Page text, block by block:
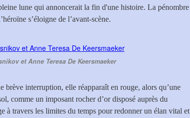
lune qui annoncerait la fin d'une histoire. La pénombre
s’éloigne de l’avant-scène.
et Anne Teresa De Keersmaeker
brève interruption, elle réapparaît en rouge, alors qu’une
comme un imposant rocher d’or disposé auprès du
à travers les limites du temps pour redonner un élan vital et